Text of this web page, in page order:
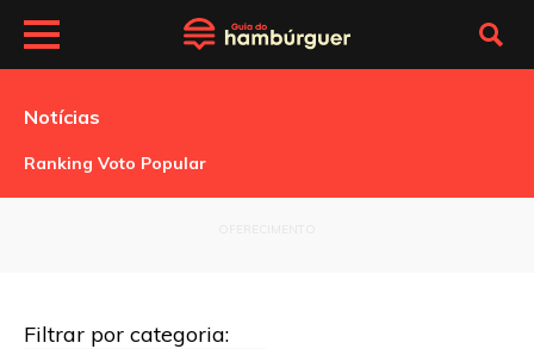
Notícias
Ranking Voto Popular
Filtrar por categoria: